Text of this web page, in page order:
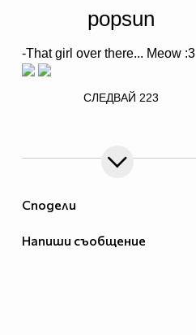
Сподели
Напиши съобщение
popsun
-That girl over there... Meow :3
СЛЕДВАЙ 223